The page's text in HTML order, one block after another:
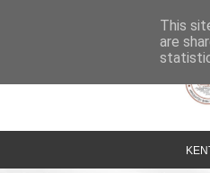
HOME
This
are